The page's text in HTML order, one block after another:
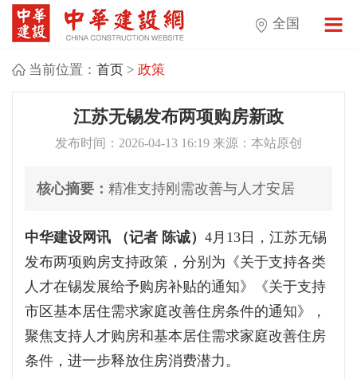
全国
当前位置： 首页> 政策
江苏无锡发布两项购房新政
发布时间：2026-04-13 16:19 来源：本站原创
核心摘要： 精准支持刚需改善与人才安居
中华建设网讯 （记者 陈诚） 4月13日，江苏无锡
发布两项购房支持政策，分别为《关于支持各类
人才在锡发展给予购房补贴的通知》《关于支持
市区基本居住需求家庭改善住房条件的通知》，
聚焦支持人才购房和基本居住需求家庭改善住房
条件，进一步释放住房消费潜力。